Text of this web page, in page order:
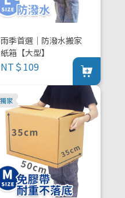
雨季首選｜防潑水搬家
紙箱【大型】
NT＄109